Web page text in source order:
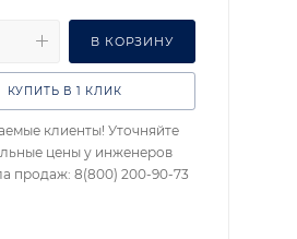
В КОРЗИНУ
КУПИТЬ В 1 КЛИК
клиенты! Уточняйте
цены у инженеров
продаж: 8(800) 200-90-73